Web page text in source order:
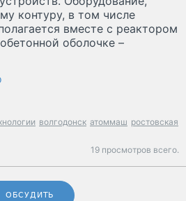
контуру, в том числе
вместе с реактором
оболочке –
волгодонск атоммаш ростовская
19 просмотров всего.
ОБСУДИТЬ